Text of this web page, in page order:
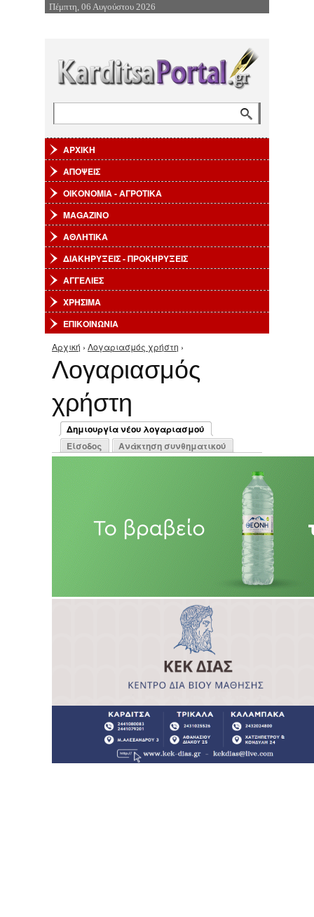
Επιστροφή στην Πλοήγηση
Πέμπτη, 06 Αυγούστου 2026
ΑΡΧΙΚΗ
ΑΠΟΨΕΙΣ
ΟΙΚΟΝΟΜΙΑ - ΑΓΡΟΤΙΚΑ
MAGAZINO
ΑΘΛΗΤΙΚΑ
ΔΙΑΚΗΡΥΞΕΙΣ - ΠΡΟΚΗΡΥΞΕΙΣ
ΑΓΓΕΛΙΕΣ
ΧΡΗΣΙΜΑ
ΕΠΙΚΟΙΝΩΝΙΑ
Είστε εδώ
Αρχική › Λογαριασμός χρήστη ›
Λογαριασμός
χρήστη
Πρωτεύουσες καρτέλες
Δημιουργία νέου λογαριασμού
(ενεργή καρτέλα)
Είσοδος Ανάκτηση συνθηματικού